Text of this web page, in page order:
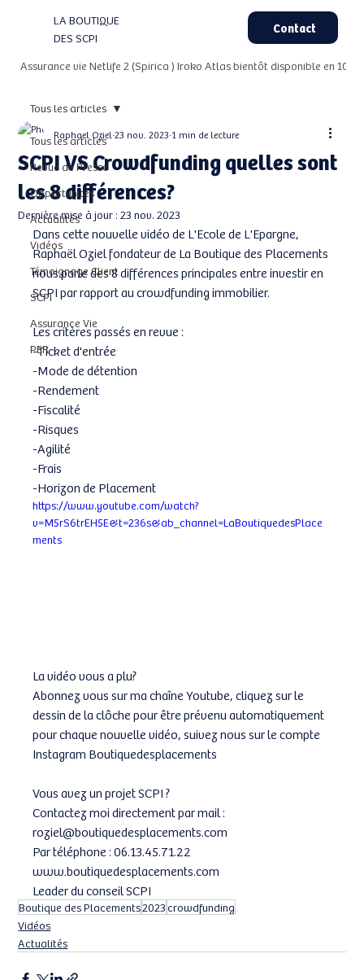
LA BOUTIQUE
DES SCPI
Assurance vie Netlife 2 (Spirica ) Iroko Atlas bientôt disponible en 100%
Contact
Tous les articles
Revue de Presse
Opportunités
Actualités
Vidéos
Témoignage Client
SCPI
Assurance Vie
PER
Tous les articles
SCPI VS Crowdfunding quelles sont
les 8 différences?
Raphael Oziel23 nov. 2023 1 min de lecture
Dernière mise à jour :23 nov. 2023
Dans cette nouvelle vidéo de L'Ecole de L'Epargne,
Raphaël Oziel fondateur de La Boutique des Placements
nous parle des 8 différences principales entre investir en
SCPI par rapport au crowdfunding immobilier.
Les critères passés en revue :
-Ticket d'entrée
-Mode de détention
-Rendement
-Fiscalité
-Risques
-Agilité
-Frais
-Horizon de Placement
https://www.youtube.com/watch?
v=M5rS6trEH5E&t=236s&ab_channel=LaBoutiquedesPlace
ments
La vidéo vous a plu?
Abonnez vous sur ma chaîne Youtube, cliquez sur le
dessin de la clôche pour être prévenu automatiquement
pour chaque nouvelle vidéo, suivez nous sur le compte
Instagram Boutiquedesplacements
Vous avez un projet SCPI ?
Contactez moi directement par mail :
roziel@boutiquedesplacements.com
Par téléphone : 06.13.45.71.22
www.boutiquedesplacements.com
Leader du conseil SCPI
Boutique des Placements2023crowdfunding
Vidéos
Actualités